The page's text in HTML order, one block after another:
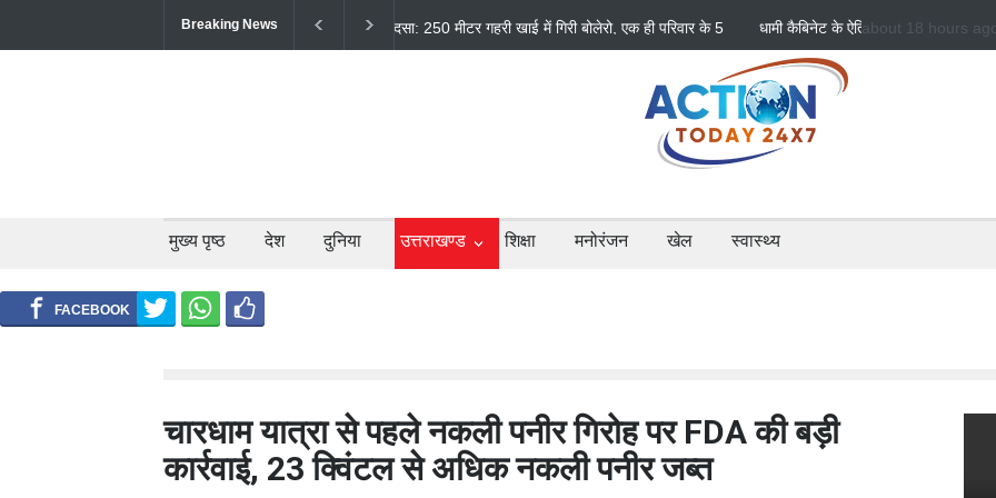
Breaking News
धामी कैबिनेट के ऐतिहासिक फैसले: जनकल्याण, रोजगार, शिक्षा और श्रमिक हितों को
मिली नई रफ्तार
चारधाम यात्रा
परियोजनाओं को मिली
about 18 hours
मुख्य पृष्ठ देश दुनिया उत्तराखण्ड शिक्षा मनोरंजन खेल स्वास्थ्य
चारधाम यात्रा से पहले नकली पनीर गिरोह पर FDA की बड़ी
कार्रवाई, 23 क्विंटल से अधिक नकली पनीर जब्त